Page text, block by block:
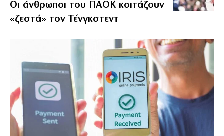
Οι άνθρωποι του ΠΑΟΚ κοιτάζουν
«ζεστά» τον Τένγκστεντ